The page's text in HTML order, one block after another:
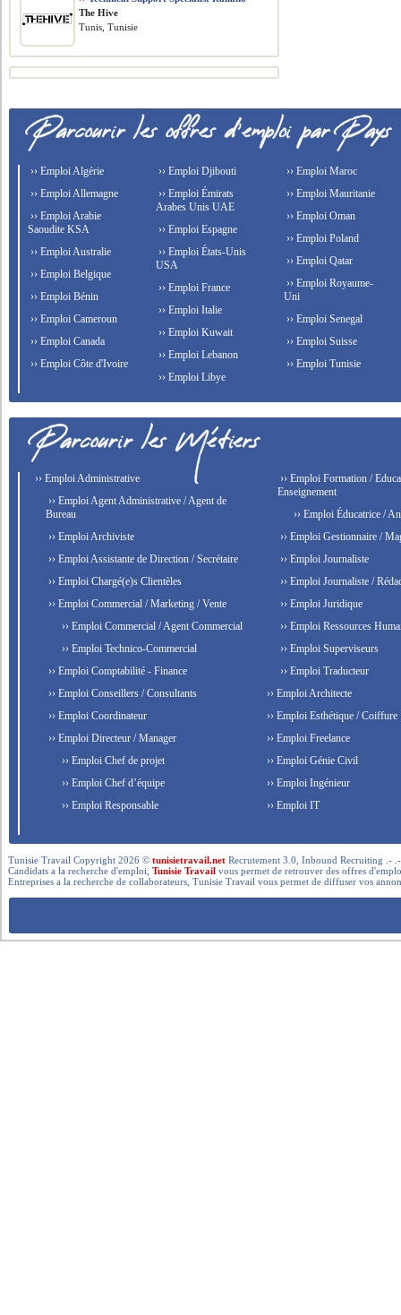
The Hive
Tunis, Tunisie
›› Emploi Algérie
›› Emploi Allemagne
›› Emploi Arabie
Saoudite KSA
›› Emploi Australie
›› Emploi Belgique
›› Emploi Bénin
›› Emploi Cameroun
›› Emploi Canada
›› Emploi Côte d'Ivoire
›› Emploi Djibouti
›› Emploi Émirats
Arabes Unis UAE
›› Emploi Espagne
›› Emploi États-Unis
USA
›› Emploi France
›› Emploi Italie
›› Emploi Kuwait
›› Emploi Lebanon
›› Emploi Libye
›› Emploi Maroc
›› Emploi Mauritanie
›› Emploi Oman
›› Emploi Poland
›› Emploi Qatar
›› Emploi Royaume-
Uni
›› Emploi Senegal
›› Emploi Suisse
›› Emploi Tunisie
›› Emploi Administrative
›› Emploi Agent Administrative / Agent de
Bureau
›› Emploi Archiviste
›› Emploi Assistante de Direction / Secrétaire
›› Emploi Chargé(e)s Clientèles
›› Emploi Commercial / Marketing / Vente
›› Emploi Commercial / Agent Commercial
›› Emploi Technico-Commercial
›› Emploi Comptabilité - Finance
›› Emploi Conseillers / Consultants
›› Emploi Coordinateur
›› Emploi Directeur / Manager
›› Emploi Chef de projet
›› Emploi Chef d’équipe
›› Emploi Responsable
›› Emploi Formation /
Enseignement
›› Emploi Éducatrice /
›› Emploi Gestionnaire /
›› Emploi Journaliste
›› Emploi Journaliste /
›› Emploi Juridique
›› Emploi Ressources
›› Emploi Superviseurs
›› Emploi Traducteur
›› Emploi Architecte
›› Emploi Esthétique / Coiffure
›› Emploi Freelance
›› Emploi Génie Civil
›› Emploi Ingénieur
›› Emploi IT
Tunisie Travail Copyright 2026 ©tunisietravail.net Recrutement 3.0, Inbound Recruiting .-
Candidats a la recherche d'emploi,Tunisie Travail vous permet de retrouver des offres
Entreprises a la recherche de collaborateurs, Tunisie Travail vous permet de diffuser vos